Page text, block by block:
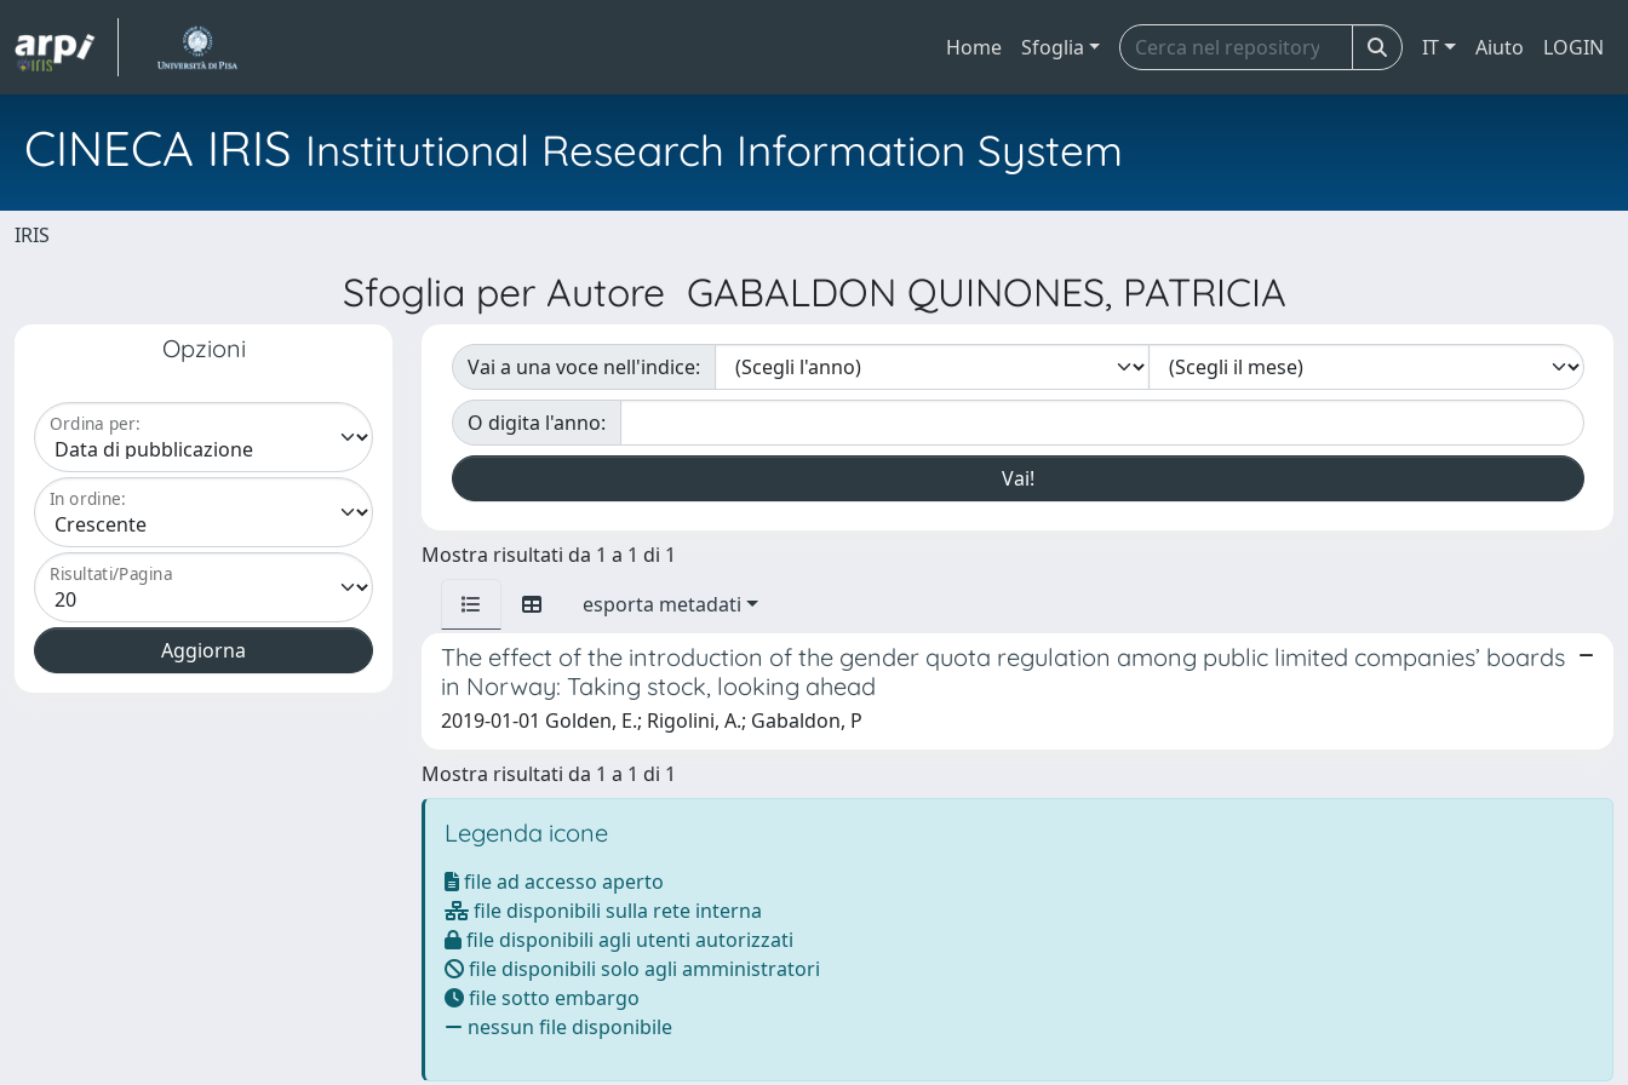
Home Sfoglia IT Aiuto LOGIN
CINECA IRIS Institutional Research Information System
IRIS
Sfoglia per Autore GABALDON QUINONES, PATRICIA
Opzioni
Ordina per:
In ordine:
Risultati/Pagina
Vai a una voce nell'indice:
O digita l'anno:
Mostra risultati da 1 a 1 di 1
esporta metadati
The effect of the introduction of the gender quota regulation among public limited companies’ boards
in Norway: Taking stock, looking ahead
2019-01-01 Golden, E.; Rigolini, A.; Gabaldon, P
Mostra risultati da 1 a 1 di 1
Legenda icone
file ad accesso aperto
file disponibili sulla rete interna
file disponibili agli utenti autorizzati
file disponibili solo agli amministratori
file sotto embargo
nessun file disponibile